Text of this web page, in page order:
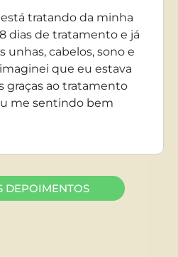
tratando da minha
dias de tratamento e já
unhas, cabelos, sono e
que eu estava
graças ao tratamento
me sentindo bem
DEPOIMENTOS